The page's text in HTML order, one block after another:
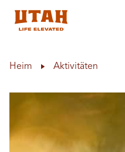
Heim Aktivitäten